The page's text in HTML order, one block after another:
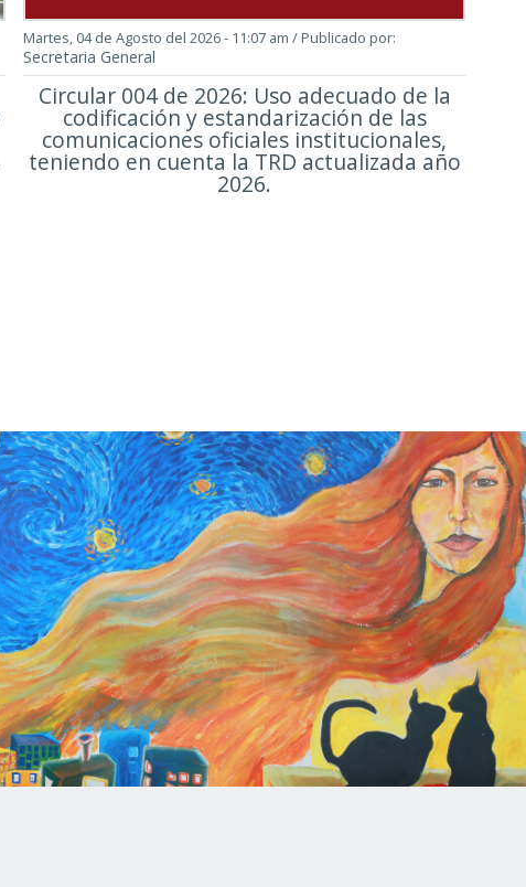
Martes, 04 de Agosto del 2026 - 11:07 am / Publicado por:
Secretaria General
Circular 004 de 2026: Uso adecuado de la
codificación y estandarización de las
comunicaciones oficiales institucionales,
teniendo en cuenta la TRD actualizada año
2026.